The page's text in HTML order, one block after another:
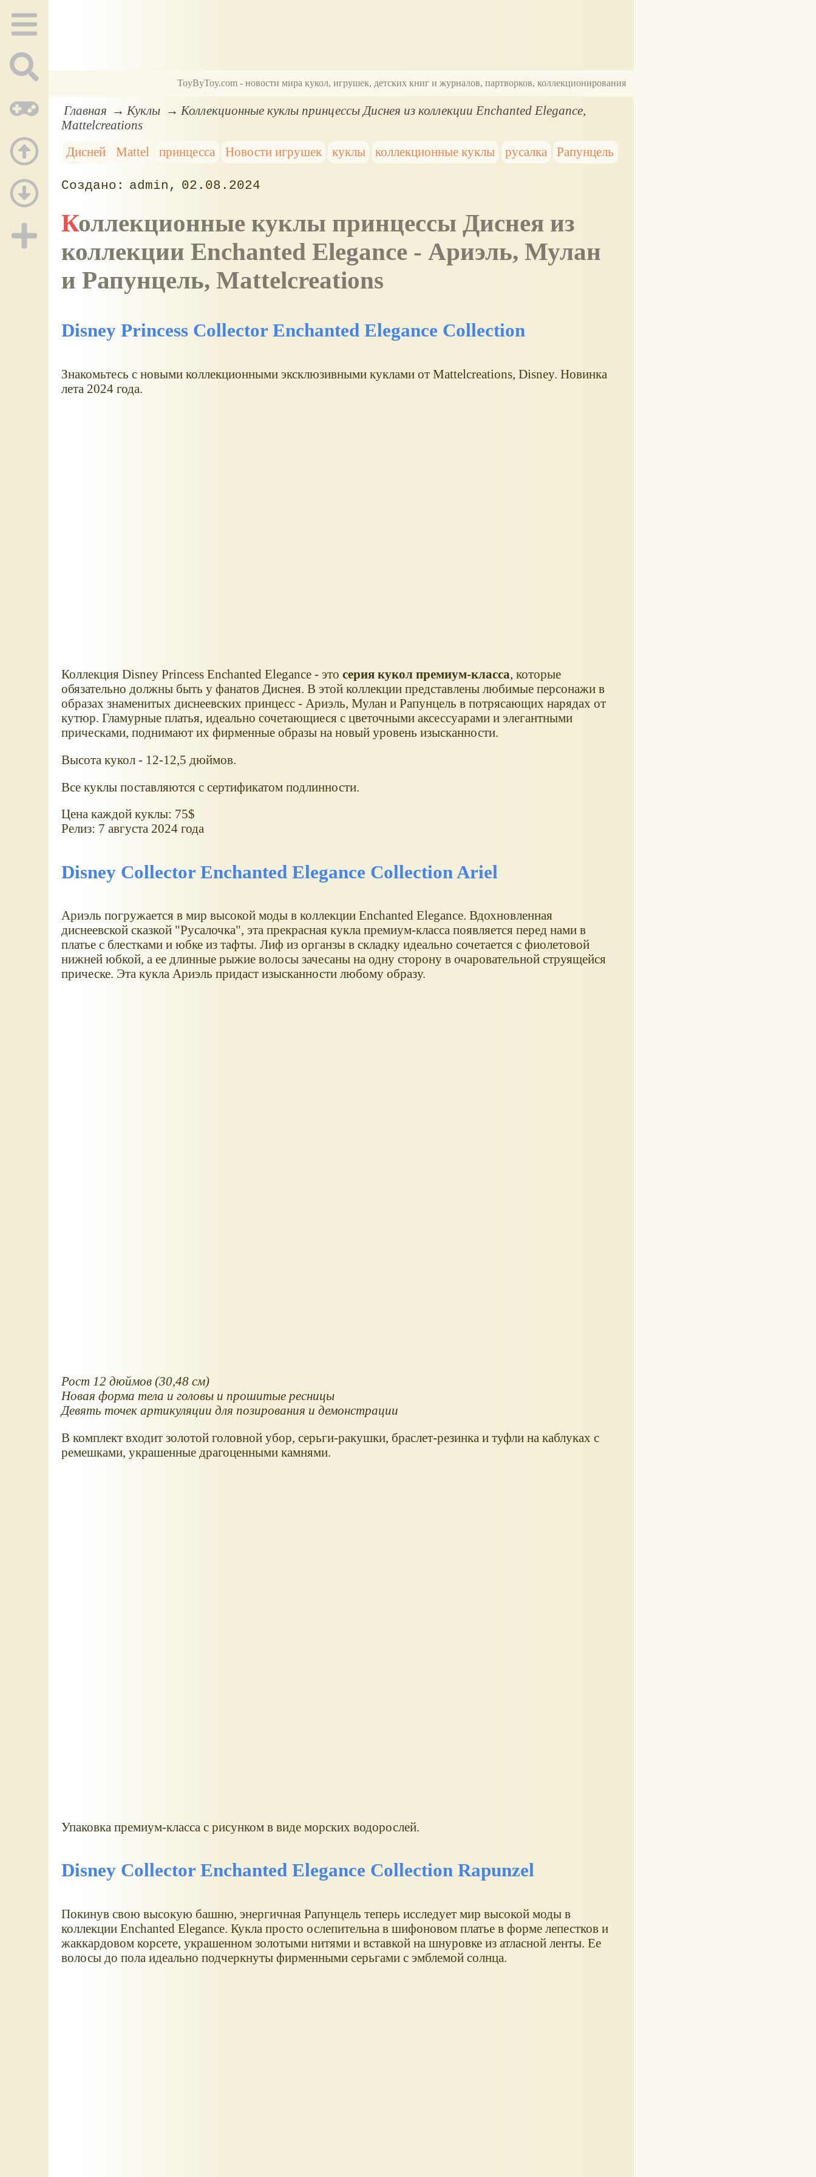
ToyByToy.com - новости мира кукол, игрушек, детских книг и журналов, партворков, коллекционирования
Главная Куклы
Коллекционные куклы принцессы Диснея из коллекции Enchanted Elegance,
Mattelcreations
Дисней
Mattel принцесса Новости игрушек куклы коллекционные куклы русалка Рапунцель
admin 02.08.2024
Коллекционные куклы принцессы Диснея из
коллекции Enchanted Elegance - Ариэль, Мулан
и Рапунцель, Mattelcreations
Disney Princess Collector Enchanted Elegance Collection
Знакомьтесь с новыми коллекционными эксклюзивными куклами от Mattelcreations, Disney. Новинка
лета 2024 года.
Коллекция Disney Princess Enchanted Elegance - это серия кукол премиум-класса, которые
обязательно должны быть у фанатов Диснея. В этой коллекции представлены любимые персонажи в
образах знаменитых диснеевских принцесс - Ариэль, Мулан и Рапунцель в потрясающих нарядах от
кутюр. Гламурные платья, идеально сочетающиеся с цветочными аксессуарами и элегантными
прическами, поднимают их фирменные образы на новый уровень изысканности.
Высота кукол - 12-12,5 дюймов.
Все куклы поставляются с сертификатом подлинности.
Цена каждой куклы: 75$
Релиз: 7 августа 2024 года
Disney Collector Enchanted Elegance Collection Ariel
Ариэль погружается в мир высокой моды в коллекции Enchanted Elegance. Вдохновленная
диснеевской сказкой "Русалочка", эта прекрасная кукла премиум-класса появляется перед нами в
платье с блестками и юбке из тафты. Лиф из органзы в складку идеально сочетается с фиолетовой
нижней юбкой, а ее длинные рыжие волосы зачесаны на одну сторону в очаровательной струящейся
прическе. Эта кукла Ариэль придаст изысканности любому образу.
Рост 12 дюймов (30,48 см)
Новая форма тела и головы и прошитые ресницы
Девять точек артикуляции для позирования и демонстрации
В комплект входит золотой головной убор, серьги-ракушки, браслет-резинка и туфли на каблуках с
ремешками, украшенные драгоценными камнями.
Упаковка премиум-класса с рисунком в виде морских водорослей.
Disney Collector Enchanted Elegance Collection Rapunzel
Покинув свою высокую башню, энергичная Рапунцель теперь исследует мир высокой моды в
коллекции Enchanted Elegance. Кукла просто ослепительна в шифоновом платье в форме лепестков и
жаккардовом корсете, украшенном золотыми нитями и вставкой на шнуровке из атласной ленты. Ее
волосы до пола идеально подчеркнуты фирменными серьгами с эмблемой солнца.